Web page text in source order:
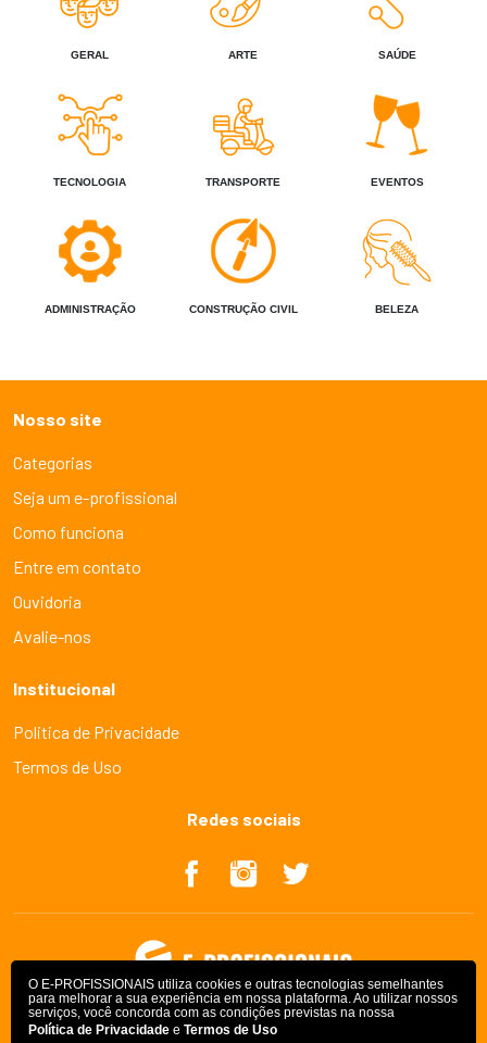
O E-PROFISSIONAIS utiliza cookies e outras tecnologias semelhantes
para melhorar a sua experiência em nossa plataforma. Ao utilizar nossos
serviços, você concorda com as condições previstas na nossa
Política de Privacidade e Termos de Uso
GERAL ARTE SAÚDE
TECNOLOGIA TRANSPORTE EVENTOS
ADMINISTRAÇÃO CONSTRUÇÃO CIVIL BELEZA
Nosso site
Categorias
Seja um e-profissional
Como funciona
Entre em contato
Ouvidoria
Avalie-nos
Institucional
Politica de Privacidade
Termos de Uso
Redes sociais